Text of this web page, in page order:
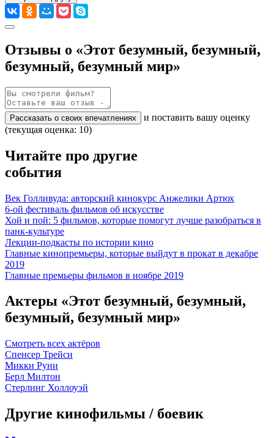
Отзывы о «Этот безумный, безумный,
безумный, безумный мир»
Рассказать о своих впечатлениях
и поставить вашу оценку
(текущая оценка: 10)
Читайте про другие
события
Век Голливуда: авторский кинокурс Анжелики Артюх
6-ой фестиваль фильмов об искусстве
Хой и пой: 5 фильмов, которые помогут лучше разобраться в
панк-культуре
Лекции-подкасты по истории кино
Главные кинопремьеры, которые выйдут в прокат в декабре
2019
Главные премьеры фильмов в ноябре 2019
Актеры «Этот безумный, безумный,
безумный, безумный мир»
Смотреть всех актёров
Спенсер Трейси
Микки Руни
Берл Милтон
Стерлинг Холлоуэй
Другие кинофильмы / боевик